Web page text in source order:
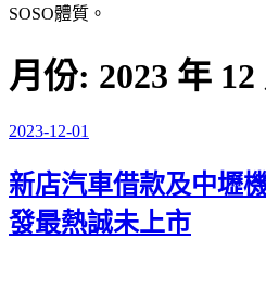
容
SOSO體質。
月份: 2023 年 12
發
於
2023-12-01
新店汽車借款及中壢
發最熱誠未上市